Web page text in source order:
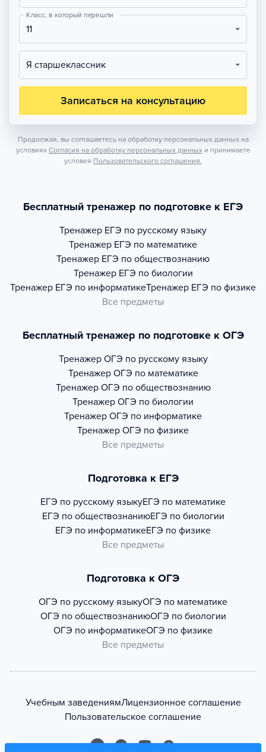
Класс, в который перешли
11
Я старшеклассник
Записаться на консультацию
Продолжая, вы соглашаетесь на обработку персональных данных на
условиях Согласия на обработку персональных данных и принимаете
условия Пользовательского соглашения.
Бесплатный тренажер по подготовке к ЕГЭ
Тренажер ЕГЭ по русскому языку
Тренажер ЕГЭ по математике
Тренажер ЕГЭ по обществознанию
Тренажер ЕГЭ по биологии
Тренажер ЕГЭ по информатикеТренажер ЕГЭ по физике
Все предметы
Бесплатный тренажер по подготовке к ОГЭ
Тренажер ОГЭ по русскому языку
Тренажер ОГЭ по математике
Тренажер ОГЭ по обществознанию
Тренажер ОГЭ по биологии
Тренажер ОГЭ по информатике
Тренажер ОГЭ по физике
Все предметы
Подготовка к ЕГЭ
ЕГЭ по русскому языкуЕГЭ по математике
ЕГЭ по обществознаниюЕГЭ по биологии
ЕГЭ по информатикеЕГЭ по физике
Все предметы
Подготовка к ОГЭ
ОГЭ по русскому языкуОГЭ по математике
ОГЭ по обществознаниюОГЭ по биологии
ОГЭ по информатикеОГЭ по физике
Все предметы
Учебным заведениямЛицензионное соглашение
Пользовательское соглашение